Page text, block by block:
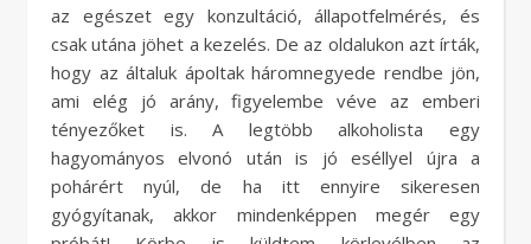
az egészet egy konzultáció, állapotfelmérés, és
csak utána jöhet a kezelés. De az oldalukon azt írták,
hogy az általuk ápoltak háromnegyede rendbe jön,
ami elég jó arány, figyelembe véve az emberi
tényezőket is. A legtöbb alkoholista egy
hagyományos elvonó után is jó eséllyel újra a
pohárért nyúl, de ha itt ennyire sikeresen
gyógyítanak, akkor mindenképpen megér egy